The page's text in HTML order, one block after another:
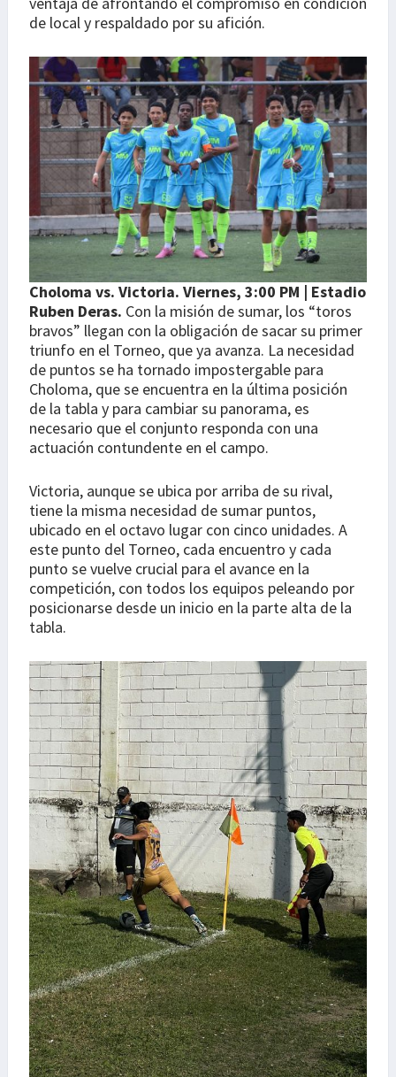
de local y respaldado por su afición.
Choloma vs. Victoria. Viernes, 3:00 PM | Estadio
Ruben Deras. Con la misión de sumar, los “toros
bravos” llegan con la obligación de sacar su primer
triunfo en el Torneo, que ya avanza. La necesidad
de puntos se ha tornado impostergable para
Choloma, que se encuentra en la última posición
de la tabla y para cambiar su panorama, es
necesario que el conjunto responda con una
actuación contundente en el campo.
Victoria, aunque se ubica por arriba de su rival,
tiene la misma necesidad de sumar puntos,
ubicado en el octavo lugar con cinco unidades. A
este punto del Torneo, cada encuentro y cada
punto se vuelve crucial para el avance en la
competición, con todos los equipos peleando por
posicionarse desde un inicio en la parte alta de la
tabla.